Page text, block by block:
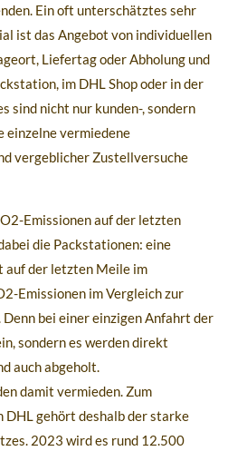
Ein oft unterschätztes sehr
ist das Angebot von individuellen
Liefertag oder Abholung und
im DHL Shop oder in der
sind nicht nur kunden-, sondern
einzelne vermiedene
vergeblicher Zustellversuche
Emissionen auf der letzten
die Packstationen: eine
auf der letzten Meile im
Emissionen im Vergleich zur
bei einer einzigen Anfahrt der
sondern es werden direkt
auch abgeholt.
damit vermieden. Zum
gehört deshalb der starke
2023 wird es rund 12.500